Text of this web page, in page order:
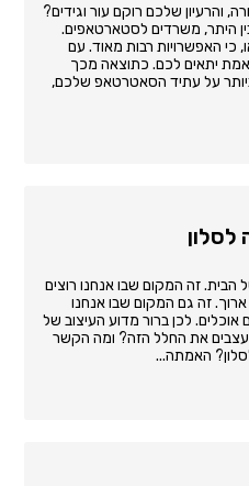
והרעיון שלכם רוקם עור וגידים?
היתר, משרדים לסטארטאפים.
כי האפשרויות רבות מאוד. עם
יתאים לכם. כתוצאה מכך
על עתיד הסאטרטאפ שלכם,
הבית. זה המקום שבו אנחנו רוצים
זה גם המקום שבו אנחנו
לכן ברור מדוע העיצוב של
את החלל הזה? ומה הקשר
האמתה...